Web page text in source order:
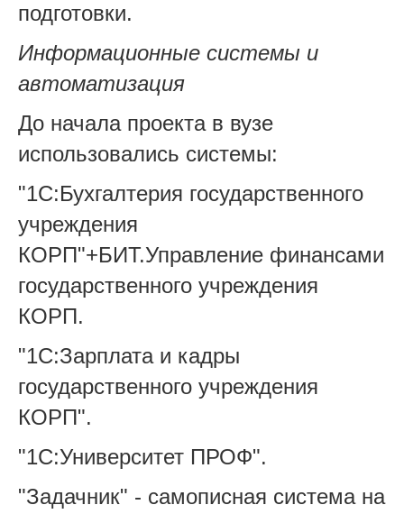
подготовки.
Информационные системы и
автоматизация
До начала проекта в вузе
использовались системы:
"1С:Бухгалтерия государственного
учреждения
КОРП"+БИТ.Управление финансами
государственного учреждения
КОРП.
"1С:Зарплата и кадры
государственного учреждения
КОРП".
"1С:Университет ПРОФ".
"Задачник" - самописная система на